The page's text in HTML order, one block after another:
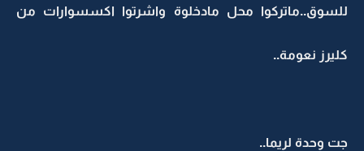
للسوق..ماتركوا محل مادخلوة واشرتوا اكسسوارات من
كليرز نعومة..
جت وحدة لريما..